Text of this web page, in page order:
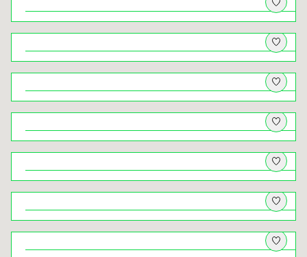
dawniej a dziś
Z psem na Lubomir, Łysinę i Trzy
Kopce. I panorama, po którą wraca się
jak po oddech
Natura pod dachem – przyrodniczy
Kraków na niepogodę
Świat ukryty ‒ krużganki klasztorów
krakowskich
Kryminalny Kraków (18+). Spacer
tropem najsłynniejszych zbrodni w
dziejach miasta
Rowerem z widokami – wycieczka
rowerowa przez Dolinki Krakowskie
Rabka-Zdrój – od muzealnych
skarbów po zbójeckie legendy